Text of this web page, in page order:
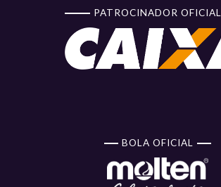
PATROCINADOR OFICIAL
BOLA OFICIAL